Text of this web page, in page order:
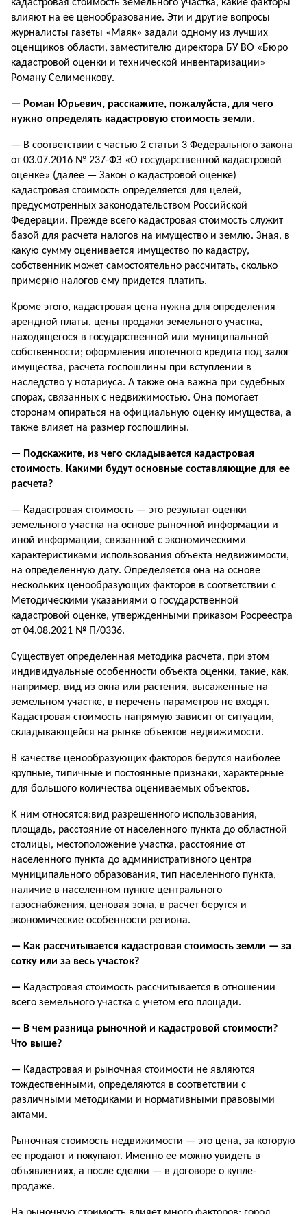
кадастровая стоимость земельного участка, какие факторы
влияют на ее ценообразование. Эти и другие вопросы
журналисты газеты «Маяк» задали одному из лучших
оценщиков области, заместителю директора БУ ВО «Бюро
кадастровой оценки и технической инвентаризации»
Роману Селименкову.
— Роман Юрьевич, расскажите, пожалуйста, для чего
нужно определять кадастровую стоимость земли.
— В соответствии с частью 2 статьи 3 Федерального закона
от 03.07.2016 № 237-ФЗ «О государственной кадастровой
оценке» (далее — Закон о кадастровой оценке)
кадастровая стоимость определяется для целей,
предусмотренных законодательством Российской
Федерации. Прежде всего кадастровая стоимость служит
базой для расчета налогов на имущество и землю. Зная, в
какую сумму оценивается имущество по кадастру,
собственник может самостоятельно рассчитать, сколько
примерно налогов ему придется платить.
Кроме этого, кадастровая цена нужна для определения
арендной платы, цены продажи земельного участка,
находящегося в государственной или муниципальной
собственности; оформления ипотечного кредита под залог
имущества, расчета госпошлины при вступлении в
наследство у нотариуса. А также она важна при судебных
спорах, связанных с недвижимостью. Она помогает
сторонам опираться на официальную оценку имущества, а
также влияет на размер госпошлины.
— Подскажите, из чего складывается кадастровая
стоимость. Какими будут основные составляющие для ее
расчета?
— Кадастровая стоимость — это результат оценки
земельного участка на основе рыночной информации и
иной информации, связанной с экономическими
характеристиками использования объекта недвижимости,
на определенную дату. Определяется она на основе
нескольких ценообразующих факторов в соответствии с
Методическими указаниями о государственной
кадастровой оценке, утвержденными приказом Росреестра
от 04.08.2021 № П/0336.
Существует определенная методика расчета, при этом
индивидуальные особенности объекта оценки, такие, как,
например, вид из окна или растения, высаженные на
земельном участке, в перечень параметров не входят.
Кадастровая стоимость напрямую зависит от ситуации,
складывающейся на рынке объектов недвижимости.
В качестве ценообразующих факторов берутся наиболее
крупные, типичные и постоянные признаки, характерные
для большого количества оцениваемых объектов.
К ним относятся:вид разрешенного использования,
площадь, расстояние от населенного пункта до областной
столицы, местоположение участка, расстояние от
населенного пункта до административного центра
муниципального образования, тип населенного пункта,
наличие в населенном пункте центрального
газоснабжения, ценовая зона, в расчет берутся и
экономические особенности региона.
— Как рассчитывается кадастровая стоимость земли — за
сотку или за весь участок?
— Кадастровая стоимость рассчитывается в отношении
всего земельного участка с учетом его площади.
— В чем разница рыночной и кадастровой стоимости?
Что выше?
— Кадастровая и рыночная стоимости не являются
тождественными, определяются в соответствии с
различными методиками и нормативными правовыми
актами.
Рыночная стоимость недвижимости — это цена, за которую
ее продают и покупают. Именно ее можно увидеть в
объявлениях, а после сделки — в договоре о купле-
продаже.